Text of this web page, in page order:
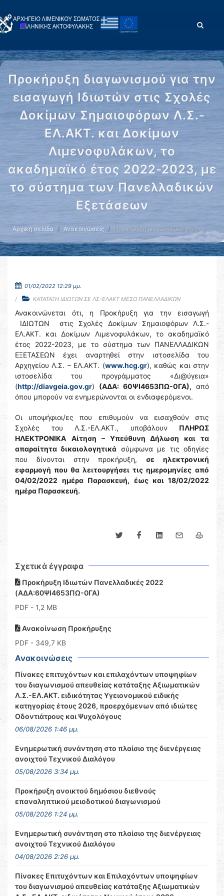
Προκήρυξη διαγωνισμού για την
εισαγωγή Ιδιωτών στις Σχολές
Δοκίμων Σημαιοφόρων Λ.Σ.-
ΕΛ.ΑΚΤ. και Δοκίμων
Λιμενοφυλάκων, το
ακαδημαϊκό έτος 2022-2023, με
το σύστημα των Πανελλαδικών
Εξετάσεων
Αρχική σελίδα Ανακοινώσεις Προκήρυξη διαγωνισμού για την …
01/02/2022 12:29 μμ.
ΚΑΤΑΤΑΞΗ ΙΔΙΩΤΩΝ ΣΕ ΛΣ-ΕΛΑΚΤ ΜΕΣΩ ΠΑΝΕΛΛΑΔΙΚΩΝ
Ανακοινώνεται ότι, η Προκήρυξη για την εισαγωγή
ΙΔΙΩΤΩΝ στις Σχολές Δοκίμων Σημαιοφόρων Λ.Σ.-
ΕΛ.ΑΚΤ. και Δοκίμων Λιμενοφυλάκων, το ακαδημαϊκό
έτος 2022-2023, με το σύστημα των ΠΑΝΕΛΛΑΔΙΚΩΝ
ΕΞΕΤΑΣΕΩΝ έχει αναρτηθεί στην ιστοσελίδα του
Αρχηγείου Λ.Σ. – ΕΛ.ΑΚΤ. (www.hcg.gr), καθώς και στην
ιστοσελίδα του προγράμματος «Δι@ύγεια»
(http://diavgeia.gov.gr) (ΑΔΑ: 60ΨΙ4653ΠΩ-0ΓΑ), από
όπου μπορούν να ενημερώνονται οι ενδιαφερόμενοι.
Οι υποψήφιοι/ες που επιθυμούν να εισαχθούν στις
Σχολές του Λ.Σ.-ΕΛ.ΑΚΤ., υποβάλουν ΠΛΗΡΩΣ
ΗΛΕΚΤΡΟΝΙΚΑ
Αίτηση – Υπεύθυνη Δήλωση και τα
απαραίτητα δικαιολογητικά σύμφωνα με τις οδηγίες
που δίνονται στην προκήρυξη, σε ηλεκτρονική
εφαρμογή που θα λειτουργήσει τις ημερομηνίες από
04/02/2022 ημέρα Παρασκευή, έως και 18/02/2022
ημέρα Παρασκευή.
Σχετικά έγγραφα
Προκήρυξη Ιδιωτών Πανελλαδικές 2022
(ΑΔΑ:60ΨΙ4653ΠΩ-0ΓΑ)
PDF - 1,2 MB
Ανακοίνωση Προκήρυξης
PDF - 349,7 KB
Ανακοινώσεις
Πίνακες επιτυχόντων και επιλαχόντων υποψηφίων
του διαγωνισμού απευθείας κατάταξης Αξιωματικών
Λ.Σ.-ΕΛ.ΑΚΤ. ειδικότητας Υγειονομικού ειδικής
κατηγορίας έτους 2026, προερχόμενων από ιδιώτες
Οδοντιάτρους και Ψυχολόγους
06/08/2026 1:46 μμ.
Ενημερωτική συνάντηση στο πλαίσιο της διενέργειας
ανοιχτού Τεχνικού Διαλόγου
05/08/2026 3:34 μμ.
Προκήρυξη ανοικτού δημόσιου διεθνούς
επαναληπτικού μειοδοτικού διαγωνισμού
05/08/2026 1:24 μμ.
Ενημερωτική συνάντηση στο πλαίσιο της διενέργειας
ανοιχτού Τεχνικού Διαλόγου
04/08/2026 2:26 μμ.
Πίνακες Επιτυχόντων και Επιλαχόντων υποψηφίων
του διαγωνισμού απευθείας κατάταξης Αξιωματικών